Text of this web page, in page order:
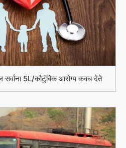
सर्वांना 5L/कौटुंबिक आरोग्य कवच देते